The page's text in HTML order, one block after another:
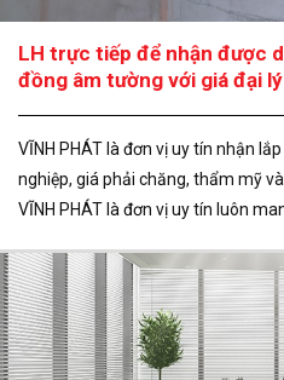
LH trực tiếp để nhận được
đồng âm tường với giá đại
VĨNH PHÁT là đơn vị uy tín nhận lắp
nghiệp, giá phải chăng, thẩm mỹ
VĨNH PHÁT là đơn vị uy tín luôn